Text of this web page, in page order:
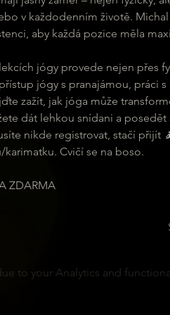
v každodenním životě.
aby každá pozice měla
lekcích jógy provede nejen
jógy s pranajámou, práci
zažít, jak jóga může
dát lehkou snídani a posedět
nikde registrovat, stačí přijít
Cvičí se na boso.
ZDARMA
to your Analytics and